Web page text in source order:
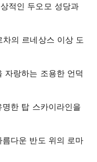
적인 두오모 성당과
의 르네상스 이상 도
랑하는 조용한 언덕
한 탑 스카이라인을
다운 반도 위의 로마